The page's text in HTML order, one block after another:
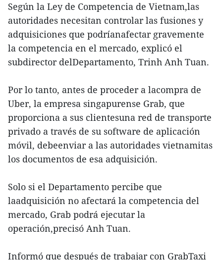
Según la Ley de Competencia de Vietnam,las
autoridades necesitan controlar las fusiones y
adquisiciones que podríanafectar gravemente
la competencia en el mercado, explicó el
subdirector delDepartamento, Trinh Anh Tuan.
Por lo tanto, antes de proceder a lacompra de
Uber, la empresa singapurense Grab, que
proporciona a sus clientesuna red de transporte
privado a través de su software de aplicación
móvil, debeenviar a las autoridades vietnamitas
los documentos de esa adquisición.
Solo si el Departamento percibe que
laadquisición no afectará la competencia del
mercado, Grab podrá ejecutar la
operación,precisó Anh Tuan.
Informó que después de trabajar con GrabTaxi